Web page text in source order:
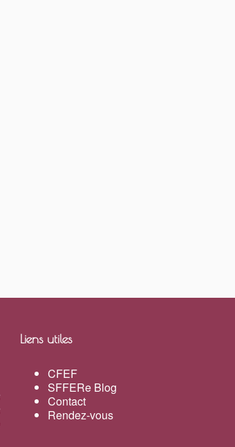
Liens utiles
CFEF
SFFERe Blog
Contact
Rendez-vous